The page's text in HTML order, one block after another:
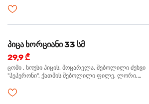
პიცა ხორციანი 33 სმ
29,9 ₾
ცომი , სოუსი პიცის, მოცარელა, შებოლილი ძეხვი
"პეპერონი", ქათმის შებოლილი ფილე, ლორი,